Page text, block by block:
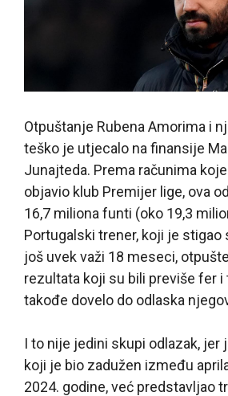
Otpuštanje Rubena Amorima i
teško je utjecalo na finansije
Junajteda. Prema računima
objavio klub Premijer lige, ova
16,7 miliona funti (oko 19,3
Portugalski trener, koji je stigao
još uvek važi 18 meseci,
rezultata koji su bili previše fer i
takođe dovelo do odlaska
I to nije jedini skupi odlazak, jer
koji je bio zadužen između
2024. godine, već predstavljao